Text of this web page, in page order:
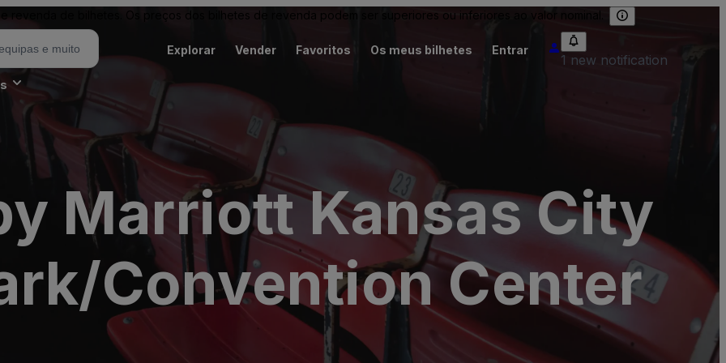
revenda de bilhetes. Os preços dos bilhetes de revenda podem ser superiores ou inferiores ao valor nominal.
Explorar Vender Favoritos Os meus bilhetes Entrar
1 new notification
Marriott Kansas City
Convention Center